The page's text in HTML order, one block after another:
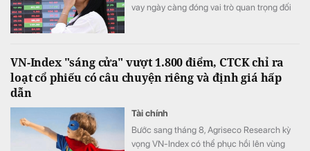
vay ngày càng đóng vai trò quan trọng đối
VN-Index "sáng cửa" vượt 1.800 điểm, CTCK chỉ ra
loạt cổ phiếu có câu chuyện riêng và định giá hấp
dẫn
Tài chính
Bước sang tháng 8, Agriseco Research kỳ
vọng VN-Index có thể phục hồi lên vùng